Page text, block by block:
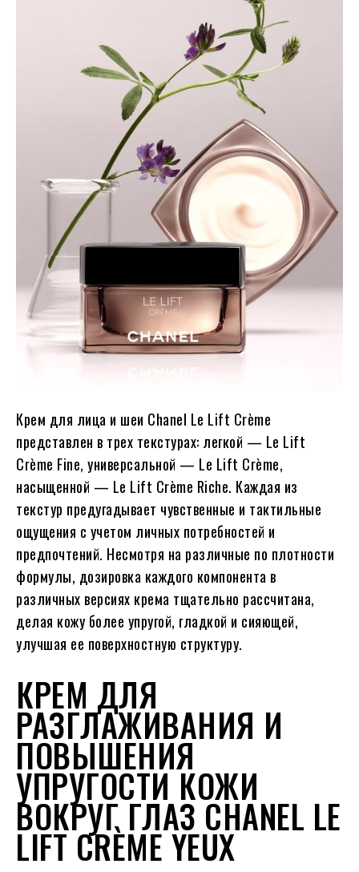
Крем для лица и шеи Chanel Le Lift Crème
представлен в трех текстурах: легкой — Le Lift
Crème Fine, универсальной — Le Lift Crème,
насыщенной — Le Lift Crème Riche. Каждая из
текстур предугадывает чувственные и тактильные
ощущения с учетом личных потребностей и
предпочтений. Несмотря на различные по плотности
формулы, дозировка каждого компонента в
различных версиях крема тщательно рассчитана,
делая кожу более упругой, гладкой и сияющей,
улучшая ее поверхностную структуру.
КРЕМ ДЛЯ
РАЗГЛАЖИВАНИЯ И
ПОВЫШЕНИЯ
УПРУГОСТИ КОЖИ
ВОКРУГ ГЛАЗ CHANEL LE
LIFT CRÈME YEUX